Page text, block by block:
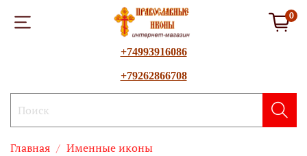
0
+74993916086
+79262866708
Главная Именные иконы